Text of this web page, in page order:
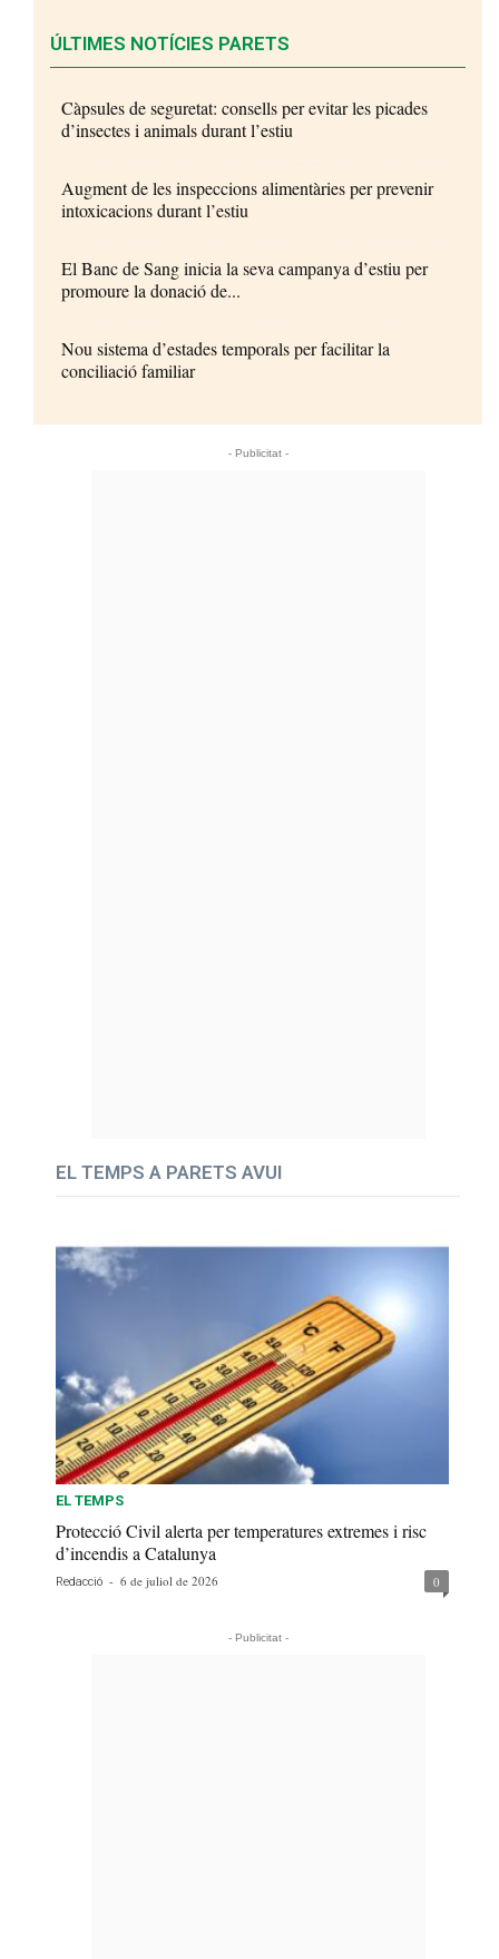
ÚLTIMES NOTÍCIES PARETS
Càpsules de seguretat: consells per evitar les picades
d’insectes i animals durant l’estiu
Augment de les inspeccions alimentàries per prevenir
intoxicacions durant l’estiu
El Banc de Sang inicia la seva campanya d’estiu per
promoure la donació de...
Nou sistema d’estades temporals per facilitar la
conciliació familiar
- Publicitat -
EL TEMPS A PARETS AVUI
EL TEMPS
Protecció Civil alerta per temperatures extremes i risc
d’incendis a Catalunya
Redacció - 6 de juliol de 2026 0
- Publicitat -